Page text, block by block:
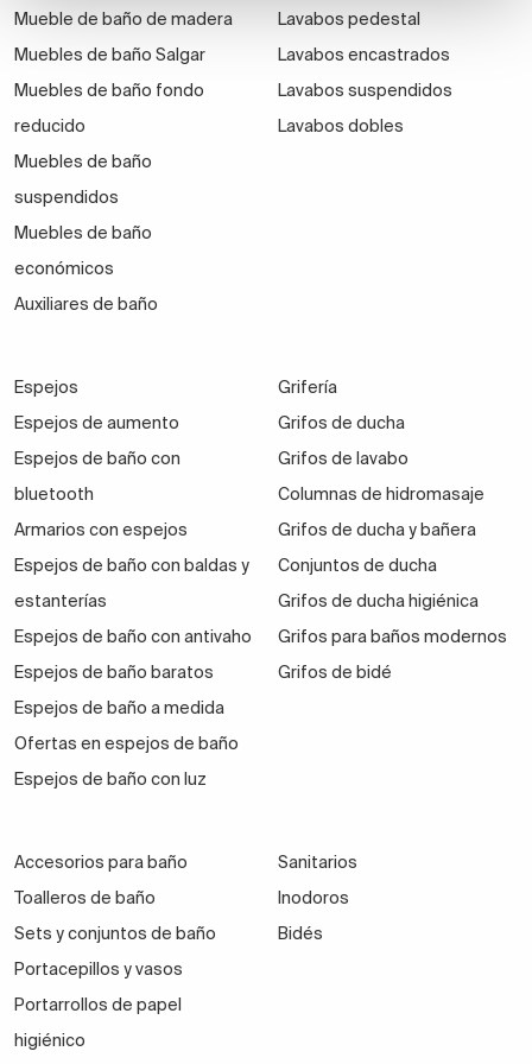
Mueble de baño de madera
Muebles de baño Salgar
Muebles de baño fondo
reducido
Muebles de baño
suspendidos
Muebles de baño
económicos
Auxiliares de baño
Lavabos pedestal
Lavabos encastrados
Lavabos suspendidos
Lavabos dobles
Espejos
Espejos de aumento
Espejos de baño con
bluetooth
Armarios con espejos
Espejos de baño con baldas y
estanterías
Espejos de baño con antivaho
Espejos de baño baratos
Espejos de baño a medida
Ofertas en espejos de baño
Espejos de baño con luz
Grifería
Grifos de ducha
Grifos de lavabo
Columnas de hidromasaje
Grifos de ducha y bañera
Conjuntos de ducha
Grifos de ducha higiénica
Grifos para baños modernos
Grifos de bidé
Accesorios para baño
Toalleros de baño
Sets y conjuntos de baño
Portacepillos y vasos
Portarrollos de papel
higiénico
Sanitarios
Inodoros
Bidés